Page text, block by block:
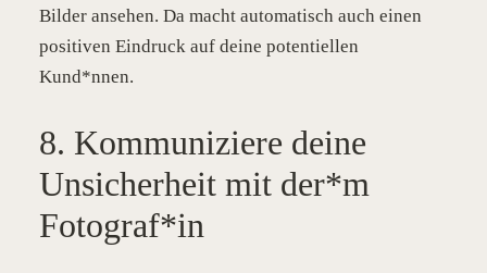
Bilder ansehen. Da macht automatisch auch einen
positiven Eindruck auf deine potentiellen
Kund*nnen.
8. Kommuniziere deine
Unsicherheit mit der*m
Fotograf*in